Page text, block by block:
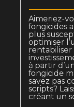
Aimeriez-
fongicides
plus
optimiser
à partir
fongicide
savez pas
scripts?
créant un